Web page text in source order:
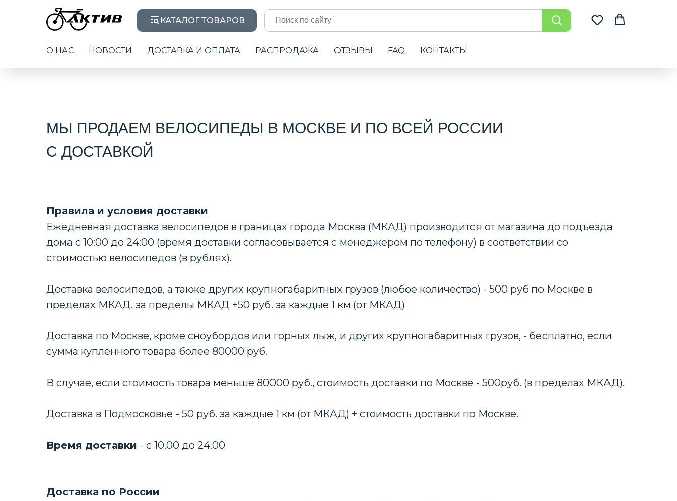
КАТАЛОГ ТОВАРОВ
О НАС НОВОСТИ ДОСТАВКА И ОПЛАТА РАСПРОДАЖА ОТЗЫВЫ FAQ КОНТАКТЫ
МЫ ПРОДАЕМ ВЕЛОСИПЕДЫ В МОСКВЕ И ПО ВСЕЙ РОССИИ
С ДОСТАВКОЙ
Правила и условия доставки
Ежедневная доставка велосипедов в границах города Москва (МКАД) производится от магазина до подъезда
дома с 10:00 до 24:00 (время доставки согласовывается с менеджером по телефону) в соответствии со
стоимостью велосипедов (в рублях).
Доставка велосипедов, а также других крупногабаритных грузов (любое количество) - 500 руб по Москве в
пределах МКАД. за пределы МКАД +50 руб. за каждые 1 км (от МКАД)
Доставка по Москве, кроме сноубордов или горных лыж, и других крупногабаритных грузов, - бесплатно, если
сумма купленного товара более 80000 руб.
В случае, если стоимость товара меньше 80000 руб., стоимость доставки по Москве - 500руб. (в пределах МКАД).
Доставка в Подмосковье - 50 руб. за каждые 1 км (от МКАД) + стоимость доставки по Москве.
Время доставки - с 10.00 до 24.00
Доставка по России